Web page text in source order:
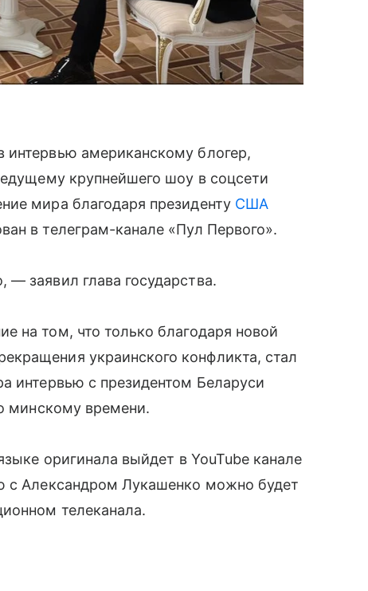
интервью американскому блогер,
крупнейшего шоу в соцсети
мира благодаря президенту США
в телеграм-канале «Пул Первого».
заявил глава государства.
на том, что только благодаря новой
украинского конфликта, стал
интервью с президентом Беларуси
минскому времени.
оригинала выйдет в YouTube канале
с Александром Лукашенко можно будет
телеканала.